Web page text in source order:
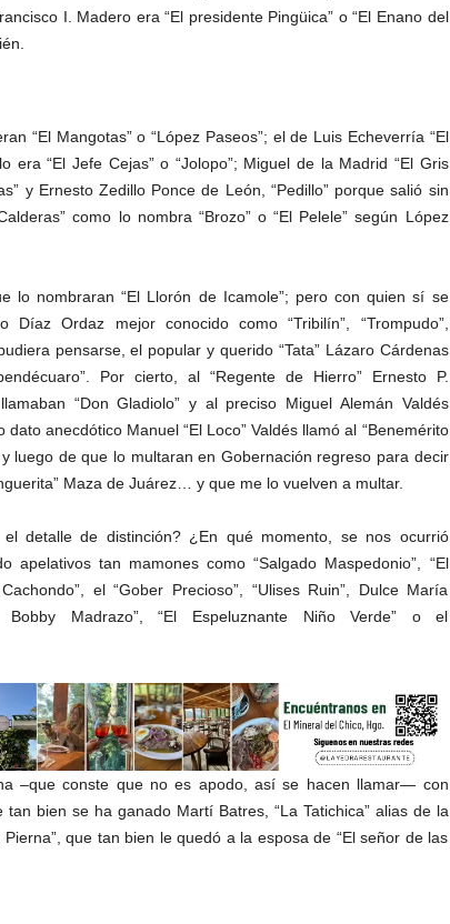
I. Madero era “El presidente Pingüica” o “El Enano del
“El Mangotas” o “López Paseos”; el de Luis Echeverría “El
era “El Jefe Cejas” o “Jolopo”; Miguel de la Madrid “El Gris
y Ernesto Zedillo Ponce de León, “Pedillo” porque salió sin
como lo nombra “Brozo” o “El Pelele” según López
lo nombraran “El Llorón de Icamole”; pero con quien sí se
Ordaz mejor conocido como “Tribilín”, “Trompudo”,
pensarse, el popular y querido “Tata” Lázaro Cárdenas
Por cierto, al “Regente de Hierro” Ernesto P.
“Don Gladiolo” y al preciso Miguel Alemán Valdés
dato anecdótico Manuel “El Loco” Valdés llamó al “Benemérito
y luego de que lo multaran en Gobernación regreso para decir
Maza de Juárez… y que me lo vuelven a multar.
detalle de distinción? ¿En qué momento, se nos ocurrió
apelativos tan mamones como “Salgado Maspedonio”, “El
el “Gober Precioso”, “Ulises Ruin”, Dulce María
Bobby Madrazo”, “El Espeluznante Niño Verde” o el
–que conste que no es apodo, así se hacen llamar— con
tan bien se ha ganado Martí Batres, “La Tatichica” alias de la
que tan bien le quedó a la esposa de “El señor de las